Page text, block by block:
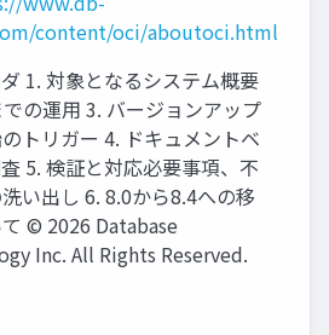
content/oci/aboutoci.html
1. 対象となるシステム概要
の運用 3. バージョンアップ
トリガー 4. ドキュメントベ
5. 検証と対応必要事項、不
い出し 6. 8.0から8.4への移
© 2026 Database
Inc. All Rights Reserved.